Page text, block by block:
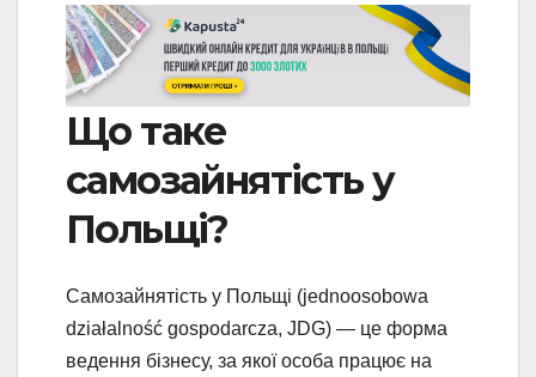
Що таке
самозайнятість у
Польщі?
Самозайнятість у Польщі (jednoosobowa
działalność gospodarcza, JDG) — це форма
ведення бізнесу, за якої особа працює на